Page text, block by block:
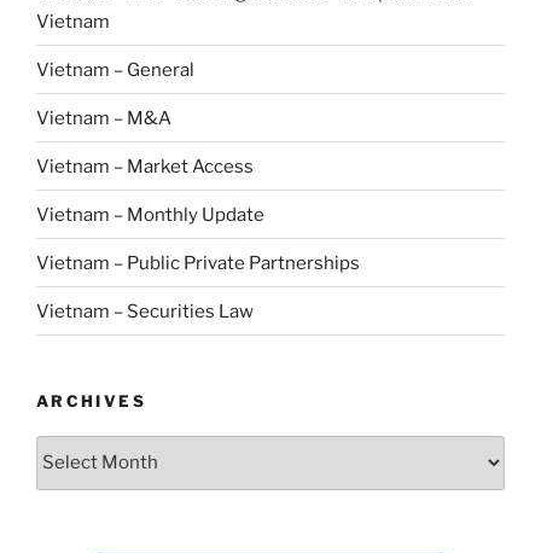
Vietnam
Vietnam – General
Vietnam – M&A
Vietnam – Market Access
Vietnam – Monthly Update
Vietnam – Public Private Partnerships
Vietnam – Securities Law
ARCHIVES
Archives